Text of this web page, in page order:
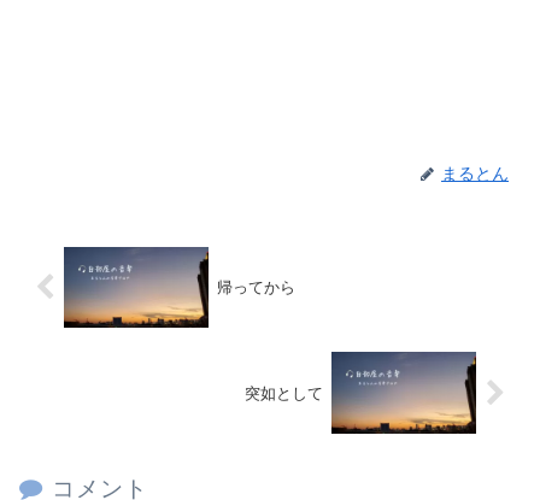
まるとん
帰ってから
突如として
コメント